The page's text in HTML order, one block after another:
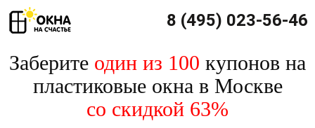
8 (495) 023-56-46
Заберите один из 100 купонов на
пластиковые окна в Москве
со скидкой 63%